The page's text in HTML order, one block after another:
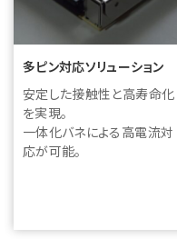
多ピン対応ソリューション
安定した接触性と高寿命化
を実現。
一体化バネによる高電流対
応が可能。